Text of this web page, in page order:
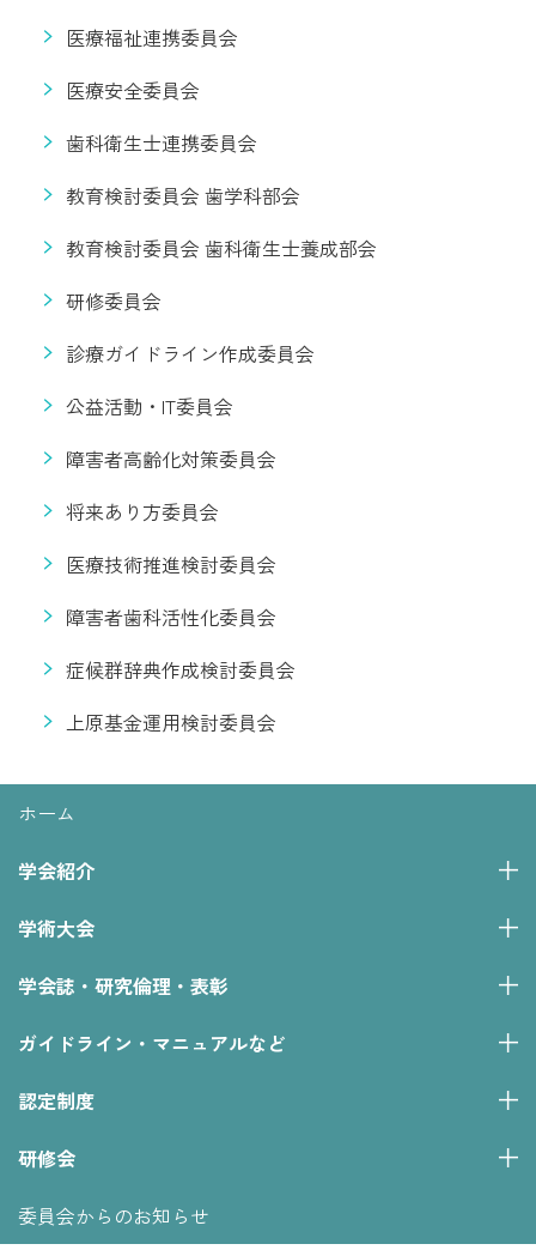
医療福祉連携委員会
医療安全委員会
歯科衛生士連携委員会
教育検討委員会 歯学科部会
教育検討委員会 歯科衛生士養成部会
研修委員会
診療ガイドライン作成委員会
公益活動・IT委員会
障害者高齢化対策委員会
将来あり方委員会
医療技術推進検討委員会
障害者歯科活性化委員会
症候群辞典作成検討委員会
上原基金運用検討委員会
ホーム
学会紹介
学術大会
学会誌・研究倫理・表彰
ガイドライン・マニュアルなど
認定制度
研修会
委員会からのお知らせ